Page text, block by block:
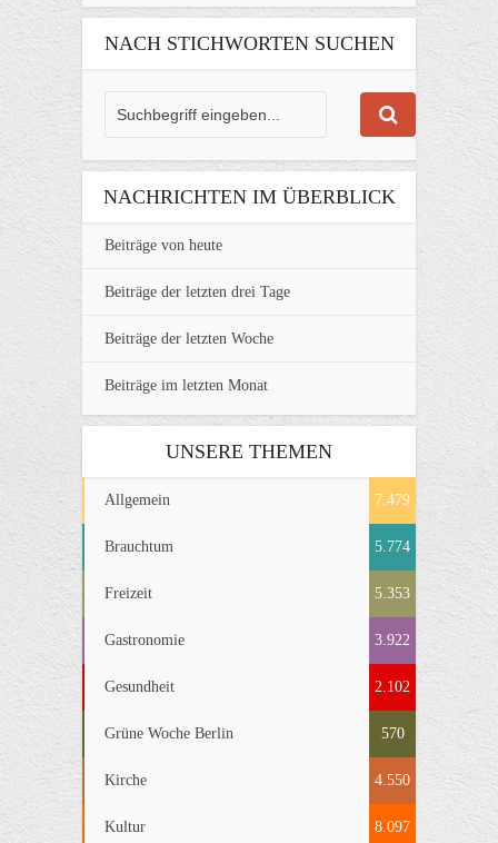
NACH STICHWORTEN SUCHEN
NACHRICHTEN IM ÜBERBLICK
Beiträge von heute
Beiträge der letzten drei Tage
Beiträge der letzten Woche
Beiträge im letzten Monat
UNSERE THEMEN
Allgemein 7.479
Brauchtum 5.774
Freizeit 5.353
Gastronomie 3.922
Gesundheit 2.102
Grüne Woche Berlin 570
Kirche 4.550
Kultur 8.097